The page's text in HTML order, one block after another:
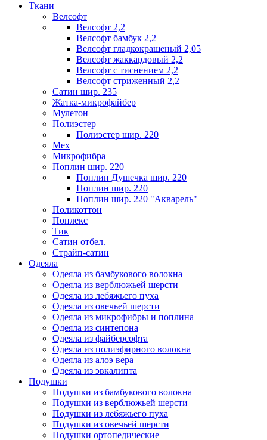
Ткани
Велсофт
Велсофт 2,2
Велсофт бамбук 2,2
Велсофт гладкокрашеный 2,05
Велсофт жаккардовый 2,2
Велсофт с тиснением 2,2
Велсофт стриженный 2,2
Сатин шир. 235
Жатка-микрофайбер
Мулетон
Полиэстер
Полиэстер шир. 220
Мех
Микрофибра
Поплин шир. 220
Поплин Душечка шир. 220
Поплин шир. 220
Поплин шир. 220 "Акварель"
Поликоттон
Поплекс
Тик
Сатин отбел.
Страйп-сатин
Одеяла
Одеяла из бамбукового волокна
Одеяла из верблюжьей шерсти
Одеяла из лебяжьего пуха
Одеяла из овечьей шерсти
Одеяла из микрофибры и поплина
Одеяла из синтепона
Одеяла из файберсофта
Одеяла из полиэфирного волокна
Одеяла из алоэ вера
Одеяла из эвкалипта
Подушки
Подушки из бамбукового волокна
Подушки из верблюжьей шерсти
Подушки из лебяжьего пуха
Подушки из овечьей шерсти
Подушки ортопедические